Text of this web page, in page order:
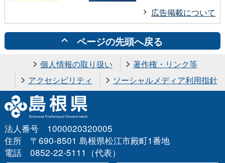
広告掲載について
ページの先頭へ戻る
個人情報の取り扱い
著作権・リンク等
アクセシビリティ
ソーシャルメディア利用指針
法人番号 1000020320005
住所 〒690-8501 島根県松江市殿町1番地
電話 0852-22-5111（代表）